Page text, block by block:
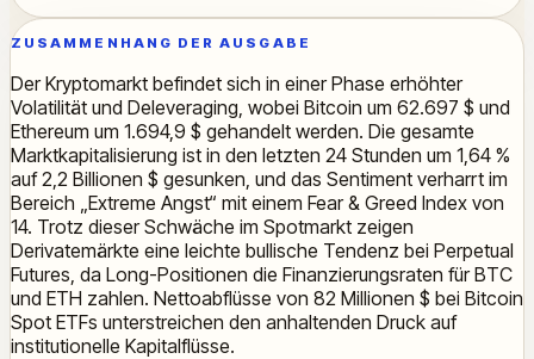
ZUSAMMENHANG DER AUSGABE
Der Kryptomarkt befindet sich in einer Phase erhöhter
Volatilität und Deleveraging, wobei Bitcoin um 62.697 $ und
Ethereum um 1.694,9 $ gehandelt werden. Die gesamte
Marktkapitalisierung ist in den letzten 24 Stunden um 1,64 %
auf 2,2 Billionen $ gesunken, und das Sentiment verharrt im
Bereich „Extreme Angst“ mit einem Fear & Greed Index von
14. Trotz dieser Schwäche im Spotmarkt zeigen
Derivatemärkte eine leichte bullische Tendenz bei Perpetual
Futures, da Long-Positionen die Finanzierungsraten für BTC
und ETH zahlen. Nettoabflüsse von 82 Millionen $ bei Bitcoin
Spot ETFs unterstreichen den anhaltenden Druck auf
institutionelle Kapitalflüsse.